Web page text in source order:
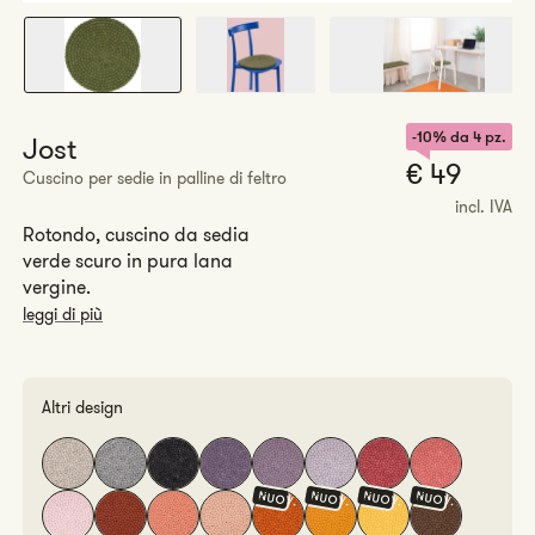
Jost
Cuscino per sedie in palline di feltro
-10% da 4 pz.
€ 49
incl. IVA
Rotondo, cuscino da sedia
verde scuro in pura lana
vergine.
leggi di più
Altri design
NUOV. NUOV. NUOV. NUOV.